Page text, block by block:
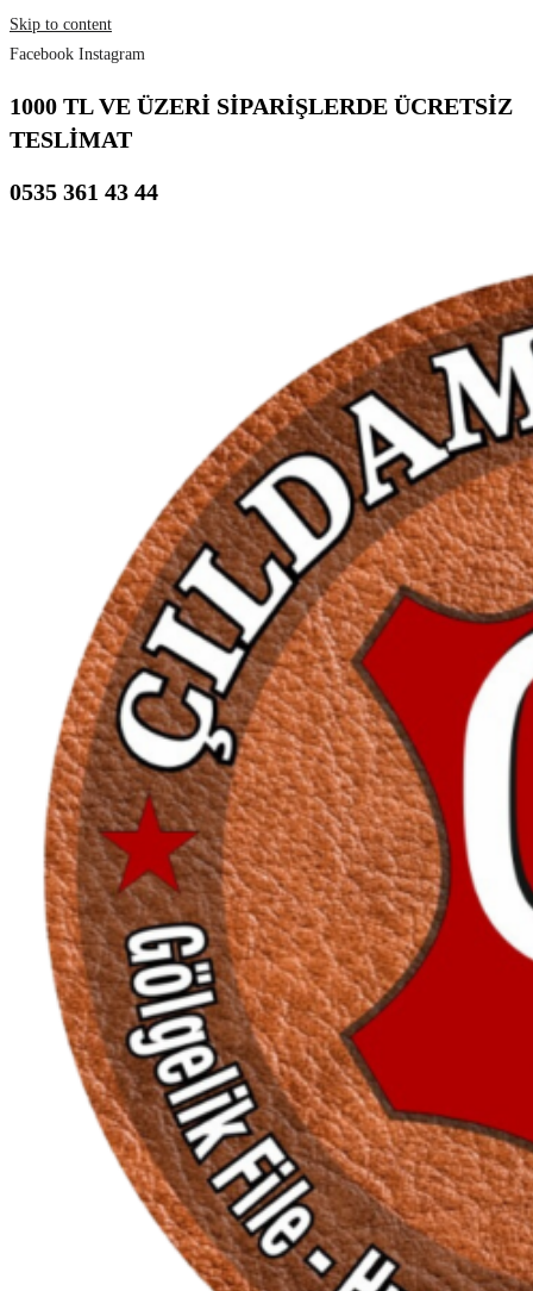
Skip to content
Facebook Instagram
1000 TL VE ÜZERİ SİPARİŞLERDE ÜCRETSİZ
TESLİMAT
0535 361 43 44